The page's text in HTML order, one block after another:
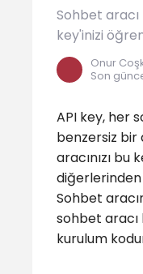
Sohbet aracı
key'inizi
Onur
Son
API key, her
benzersiz
aracınızı bu
diğerlerinden
Sohbet
sohbet
kurulum